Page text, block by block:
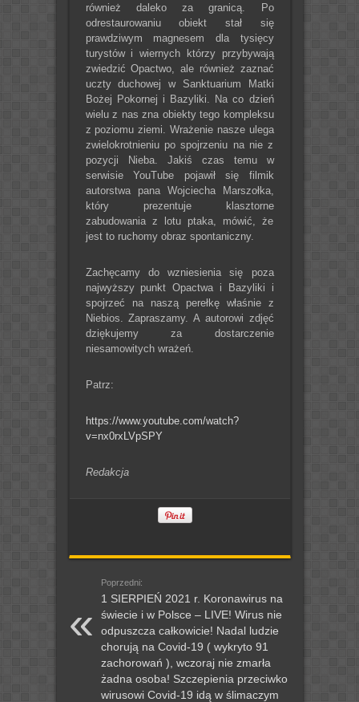
również daleko za granicą. Po
odrestaurowaniu obiekt stał się
prawdziwym magnesem dla tysięcy
turystów i wiernych którzy przybywają
zwiedzić Opactwo, ale również zaznać
uczty duchowej w Sanktuarium Matki
Bożej Pokornej i Bazyliki. Na co dzień
wielu z nas zna obiekty tego kompleksu
z poziomu ziemi. Wrażenie nasze ulega
zwielokrotnieniu po spojrzeniu na nie z
pozycji Nieba. Jakiś czas temu w
serwisie YouTube pojawił się filmik
autorstwa pana Wojciecha Marszołka,
który prezentuje klasztorne
zabudowania z lotu ptaka, mówić, że
jest to ruchomy obraz spontaniczny.
Zachęcamy do wzniesienia się poza
najwyższy punkt Opactwa i Bazyliki i
spojrzeć na naszą perełkę właśnie z
Niebios. Zapraszamy. A autorowi zdjęć
dziękujemy za dostarczenie
niesamowitych wrażeń.
Patrz:
https://www.youtube.com/watch?
v=nx0rxLVpSPY
Redakcja
Poprzedni:
1 SIERPIEŃ 2021 r. Koronawirus na
świecie i w Polsce – LIVE! Wirus nie
odpuszcza całkowicie! Nadal ludzie
chorują na Covid-19 ( wykryto 91
zachorowań ), wczoraj nie zmarła
żadna osoba! Szczepienia przeciwko
wirusowi Covid-19 idą w ślimaczym